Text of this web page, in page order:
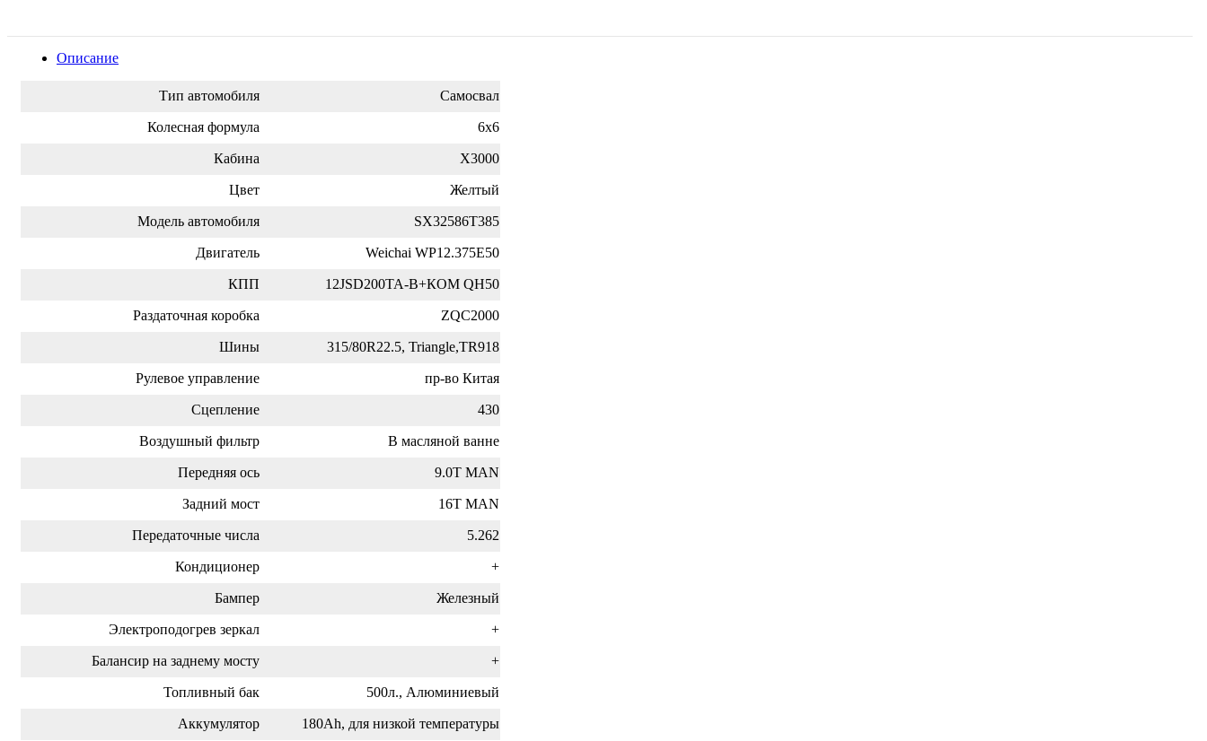
Описание
Тип автомобиля Самосвал
Колесная формула 6х6
Кабина X3000
Цвет Желтый
Модель автомобиля SX32586T385
Двигатель Weichai WP12.375E50
КПП 12JSD200TA-B+КОМ QH50
Раздаточная коробка ZQC2000
Шины 315/80R22.5, Triangle,TR918
Рулевое управление пр-во Китая
Сцепление 430
Воздушный фильтр В масляной ванне
Передняя ось 9.0T MAN
Задний мост 16T MAN
Передаточные числа 5.262
Кондиционер +
Бампер Железный
Электроподогрев зеркал +
Балансир на заднему мосту +
Топливный бак 500л., Алюминиевый
Аккумулятор
180Ah, для низкой температуры